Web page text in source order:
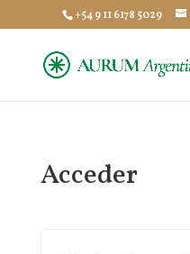
+54 9 11 6178 5029
Acceder